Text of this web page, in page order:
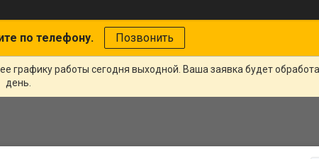
по телефону. Позвонить
графику работы сегодня выходной. Ваша заявка будет
день.